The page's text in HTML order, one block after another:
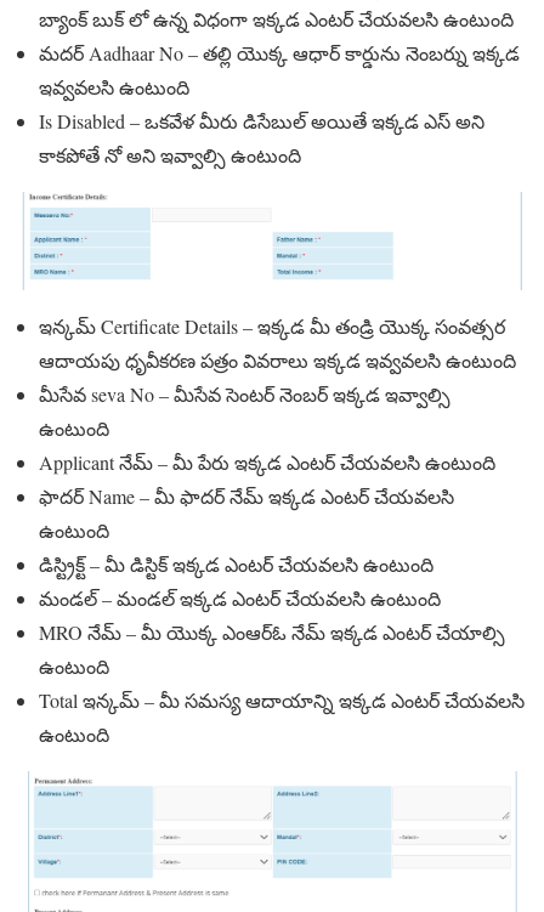
బ్యాంక్ బుక్ లో ఉన్న విధంగా ఇక్కడ ఎంటర్ చేయవలసి ఉంటుంది
మదర్ Aadhaar No – తల్లి యొక్క ఆధార్ కార్డును నెంబర్ను ఇక్కడ
ఇవ్వవలసి ఉంటుంది
Is Disabled – ఒకవేళ మీరు డిసేబుల్ అయితే ఇక్కడ ఎస్ అని
కాకపోతే నో అని ఇవ్వాల్సి ఉంటుంది
ఇన్కమ్ Certificate Details – ఇక్కడ మీ తండ్రి యొక్క సంవత్సర
ఆదాయపు ధృవీకరణ పత్రం వివరాలు ఇక్కడ ఇవ్వవలసి ఉంటుంది
మీసేవ seva No – మీసేవ సెంటర్ నెంబర్ ఇక్కడ ఇవ్వాల్సి
ఉంటుంది
Applicant నేమ్ – మీ పేరు ఇక్కడ ఎంటర్ చేయవలసి ఉంటుంది
ఫాదర్ Name – మీ ఫాదర్ నేమ్ ఇక్కడ ఎంటర్ చేయవలసి
ఉంటుంది
డిస్ట్రిక్ట్ – మీ డిస్టిక్ ఇక్కడ ఎంటర్ చేయవలసి ఉంటుంది
మండల్ – మండల్ ఇక్కడ ఎంటర్ చేయవలసి ఉంటుంది
MRO నేమ్ – మీ యొక్క ఎంఆర్ఓ నేమ్ ఇక్కడ ఎంటర్ చేయాల్సి
ఉంటుంది
Total ఇన్కమ్ – మీ సమస్య ఆదాయాన్ని ఇక్కడ ఎంటర్ చేయవలసి
ఉంటుంది